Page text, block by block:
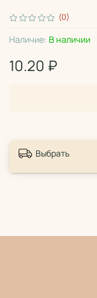
(0)
Наличие: В наличии
10.20 ₽
Выбрать